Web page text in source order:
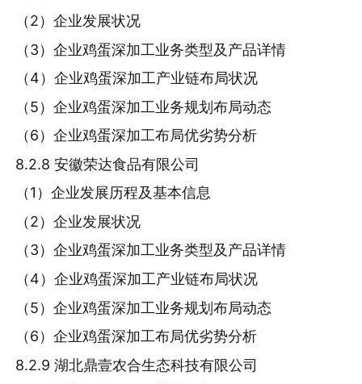
（2）企业发展状况
（3）企业鸡蛋深加工业务类型及产品详情
（4）企业鸡蛋深加工产业链布局状况
（5）企业鸡蛋深加工业务规划布局动态
（6）企业鸡蛋深加工布局优劣势分析
8.2.8 安徽荣达食品有限公司
（1）企业发展历程及基本信息
（2）企业发展状况
（3）企业鸡蛋深加工业务类型及产品详情
（4）企业鸡蛋深加工产业链布局状况
（5）企业鸡蛋深加工业务规划布局动态
（6）企业鸡蛋深加工布局优劣势分析
8.2.9 湖北鼎壹农合生态科技有限公司